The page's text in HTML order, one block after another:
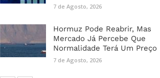
7 de Agosto, 2026
Hormuz Pode Reabrir, Mas
Mercado Já Percebe Que
Normalidade Terá Um Preço
7 de Agosto, 2026